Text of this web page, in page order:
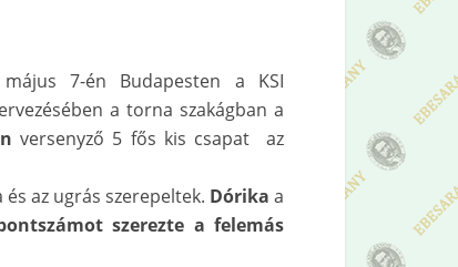
7-én Budapesten a KSI
a torna szakágban a
versenyző 5 fős kis csapat az
az ugrás szerepeltek. Dórika a
szerezte a felemás